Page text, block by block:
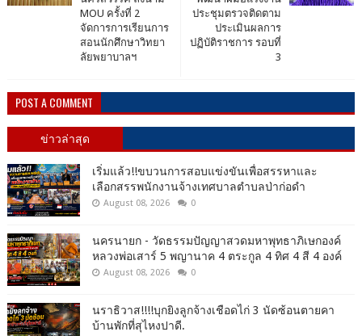
ประชุมตรวจติดตาม
ประเมินผลการ
ปฏิบัติราชการ รอบที่
3
MOU ครั้งที่ 2
จัดการการเรียนการ
สอนนักศึกษาวิทยา
ลัยพยาบาลฯ
POST A COMMENT
ข่าวล่าสุด
เริ่มแล้ว!!ขบวนการสอบแข่งขันเพื่อสรรหาและ
เลือกสรรพนักงานจ้างเทศบาลตำบลป่าก่อดำ
August 08, 2026 0
นครนายก - วัดธรรมปัญญาสวดมหาพุทธาภิเษกองค์
หลวงพ่อเสาร์ 5 พญานาค 4 ตระกูล 4 ทิศ 4 สี 4 องค์
August 08, 2026 0
นราธิวาส!!!!บุกยิงลูกจ้างเชือดไก่ 3 นัดซ้อนตายคา
บ้านพักที่สุไหงปาดี.